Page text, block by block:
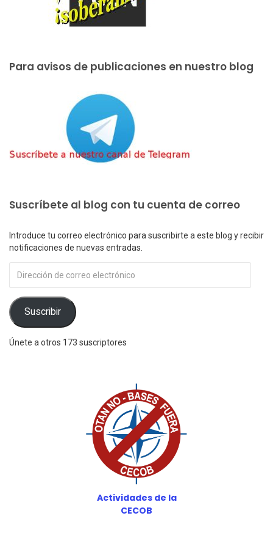
Para avisos de publicaciones en nuestro blog
Suscríbete al blog con tu cuenta de correo
Introduce tu correo electrónico para suscribirte a este blog y recibir
notificaciones de nuevas entradas.
de
correo
electrónico
Suscribir
Únete a otros 173 suscriptores
Actividades de la
CECOB